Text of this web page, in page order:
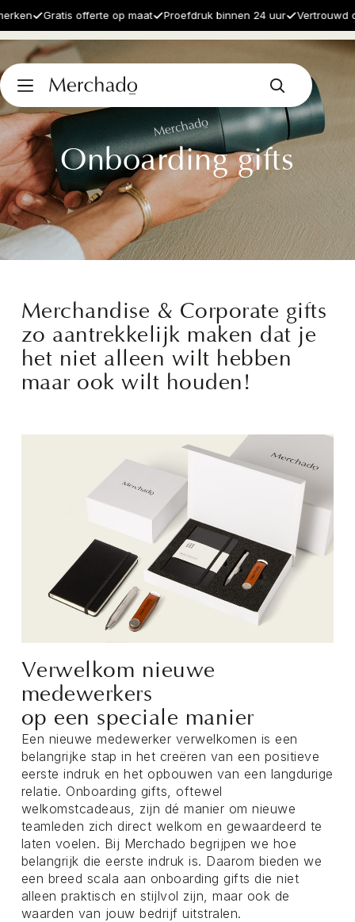
Gratis offerte op maat Proefdruk binnen 24 uur Vertrouwd
Onboarding gifts
Merchandise & Corporate gifts
zo aantrekkelijk maken dat je
het niet alleen wilt hebben
maar ook wilt houden!
Verwelkom nieuwe
medewerkers
op een speciale manier
Een nieuwe medewerker verwelkomen is een
belangrijke stap in het creëren van een positieve
eerste indruk en het opbouwen van een langdurige
relatie. Onboarding gifts, oftewel
welkomstcadeaus, zijn dé manier om nieuwe
teamleden zich direct welkom en gewaardeerd te
laten voelen. Bij Merchado begrijpen we hoe
belangrijk die eerste indruk is. Daarom bieden we
een breed scala aan onboarding gifts die niet
alleen praktisch en stijlvol zijn, maar ook de
waarden van jouw bedrijf uitstralen.